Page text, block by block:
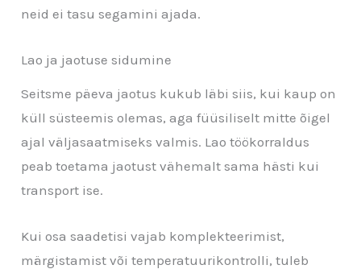
neid ei tasu segamini ajada.
Lao ja jaotuse sidumine
Seitsme päeva jaotus kukub läbi siis, kui kaup on
küll süsteemis olemas, aga füüsiliselt mitte õigel
ajal väljasaatmiseks valmis. Lao töökorraldus
peab toetama jaotust vähemalt sama hästi kui
transport ise.
Kui osa saadetisi vajab komplekteerimist,
märgistamist või temperatuurikontrolli, tuleb